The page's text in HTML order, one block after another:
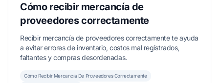
Cómo recibir mercancía de
proveedores correctamente
Recibir mercancía de proveedores correctamente te ayuda
a evitar errores de inventario, costos mal registrados,
faltantes y compras desordenadas.
Cómo Recibir Mercancía De Proveedores Correctamente